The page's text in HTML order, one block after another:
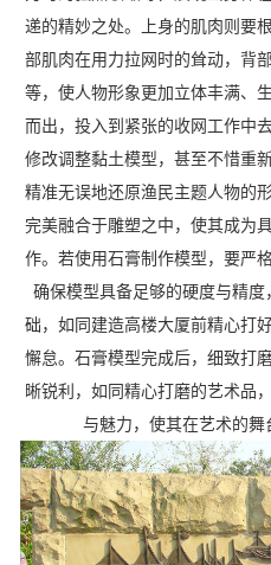
递的精妙之处。上身的肌肉则要
部肌肉在用力拉网时的耸动，背
等，使人物形象更加立体丰满、
而出，投入到紧张的收网工作中
修改调整黏土模型，甚至不惜重
精准无误地还原渔民主题人物的
完美融合于雕塑之中，使其成为
作。若使用石膏制作模型，要严
确保模型具备足够的硬度与精
础，如同建造高楼大厦前精心打
懈怠。石膏模型完成后，细致打
晰锐利，如同精心打磨的艺术品
与魅力，使其在艺术的舞